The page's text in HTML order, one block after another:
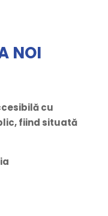
NOI
cu
fiind situată